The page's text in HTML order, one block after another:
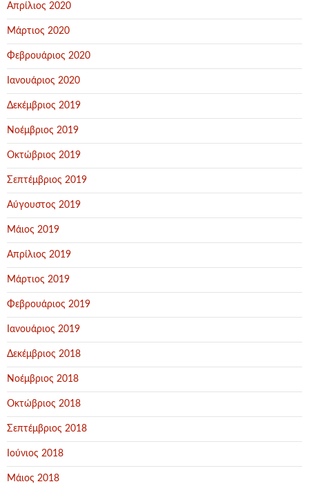
Απρίλιος 2020
Μάρτιος 2020
Φεβρουάριος 2020
Ιανουάριος 2020
Δεκέμβριος 2019
Νοέμβριος 2019
Οκτώβριος 2019
Σεπτέμβριος 2019
Αύγουστος 2019
Μάιος 2019
Απρίλιος 2019
Μάρτιος 2019
Φεβρουάριος 2019
Ιανουάριος 2019
Δεκέμβριος 2018
Νοέμβριος 2018
Οκτώβριος 2018
Σεπτέμβριος 2018
Ιούνιος 2018
Μάιος 2018